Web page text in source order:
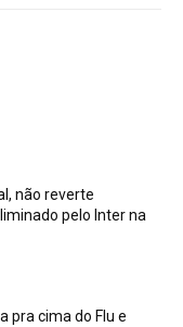
não reverte
pelo Inter na
pra cima do Flu e